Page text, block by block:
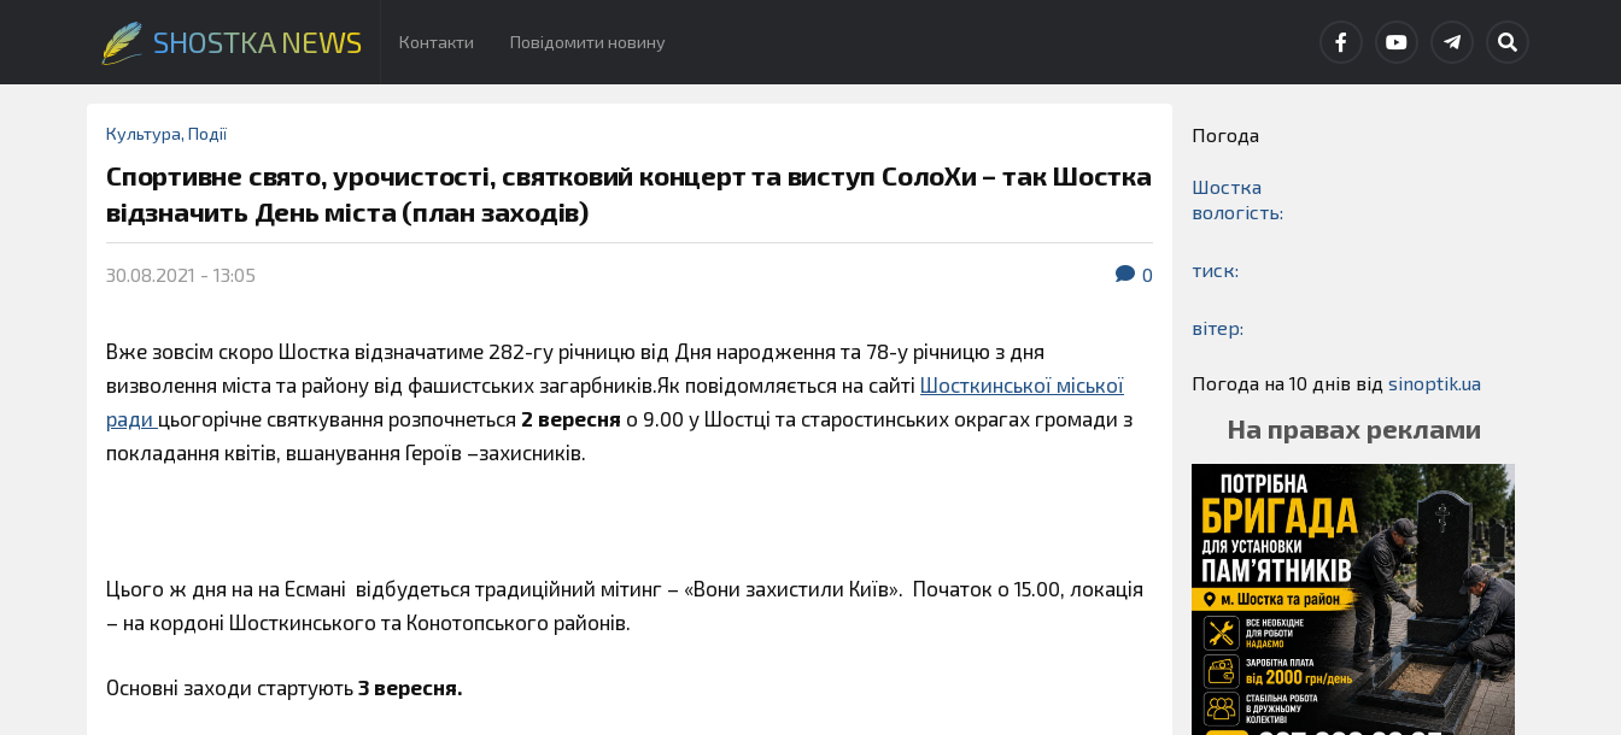
SHOSTKA NEWS Контакти Повідомити новину
Культура, Події
Спортивне свято, урочистості, святковий концерт та виступ СолоХи – так Шостка
відзначить День міста (план заходів)
30.08.2021 - 13:05 0
Вже зовсім скоро Шостка відзначатиме 282-гу річницю від Дня народження та 78-у річницю з дня
визволення міста та району від фашистських загарбників.Як повідомляється на сайті Шосткинської міської
ради цьогорічне святкування розпочнеться 2 вересня о 9.00 у Шостці та старостинських окрагах громади з
покладання квітів, вшанування Героїв –захисників.
Цього ж дня на на Есмані відбудеться традиційний мітинг – «Вони захистили Київ». Початок о 15.00, локація
– на кордоні Шосткинського та Конотопського районів.
Основні заходи стартують 3 вересня.
Погода
Шостка
вологість:
тиск:
вітер:
Погода на 10 днів від sinoptik.ua
На правах реклами